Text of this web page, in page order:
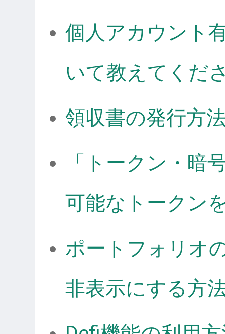
個人アカウント
いて教えてくだ
領収書の発行方
「トークン・暗
可能なトークン
ポートフォリオ
非表示にする方